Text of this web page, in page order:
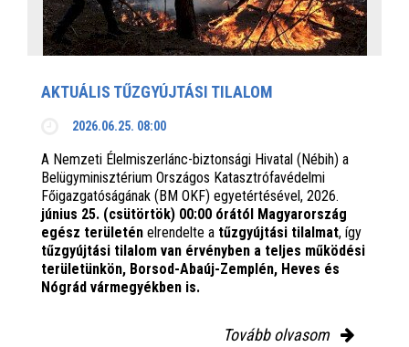
AKTUÁLIS TŰZGYÚJTÁSI TILALOM
2026.06.25. 08:00
A Nemzeti Élelmiszerlánc-biztonsági Hivatal (Nébih) a
Belügyminisztérium Országos Katasztrófavédelmi
Főigazgatóságának (BM OKF) egyetértésével, 2026.
június 25. (csütörtök) 00:00 órától Magyarország
egész területén elrendelte a tűzgyújtási tilalmat, így
tűzgyújtási tilalom van érvényben a teljes működési
területünkön, Borsod-Abaúj-Zemplén, Heves és
Nógrád vármegyékben is.
Tovább olvasom